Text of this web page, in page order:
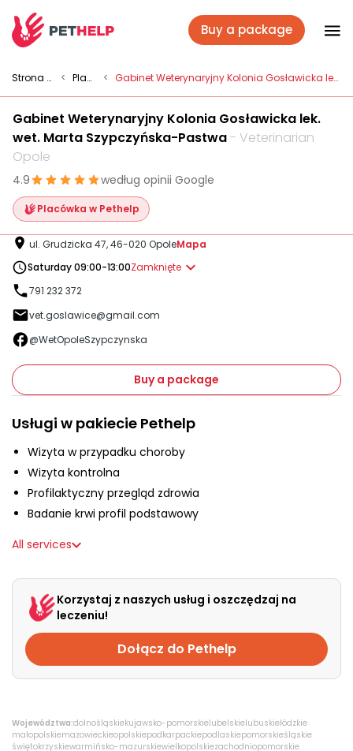
+48 790 277 277
PL
Veterinary packages
Insurance
For companies
Vet branches
Log In
Buy a package
Strona główna < Placówki < Gabinet Weterynaryjny Kolonia Gosławicka lek. wet. Marta Szypczyńska-Pastwa
Gabinet Weterynaryjny Kolonia Gosławicka lek.
wet. Marta Szypczyńska-Pastwa- Veterinarian
Opole
4.9 według opinii Google
Placówka w Pethelp
ul. Grudzicka 47, 46-020 OpoleMapa
Saturday 09:00-13:00Zamknięte
791 232 372
vet.goslawice@gmail.com
@WetOpoleSzypczynska
Buy a package
Usługi w pakiecie Pethelp
Wizyta w przypadku choroby
Wizyta kontrolna
Profilaktyczny przegląd zdrowia
Badanie krwi profil podstawowy
All services
Korzystaj z naszych usług i oszczędzaj na
leczeniu!
Dołącz do Pethelp
Województwa:dolnośląskiekujawsko-pomorskielubelskielubuskiełódzkie
małopolskiemazowieckieopolskiepodkarpackiepodlaskiepomorskieśląskie
świętokrzyskiewarmińsko-mazurskiewielkopolskiezachodniopomorskie